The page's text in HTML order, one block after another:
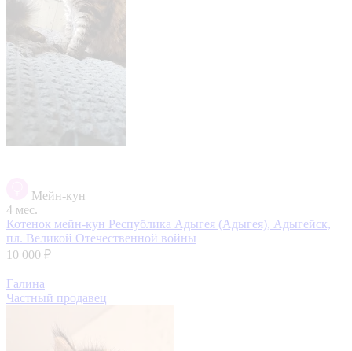
Мейн-кун
4 мес.
Котенок мейн-кун Республика Адыгея (Адыгея), Адыгейск,
пл. Великой Отечественной войны
10 000 ₽
Галина
Частный продавец